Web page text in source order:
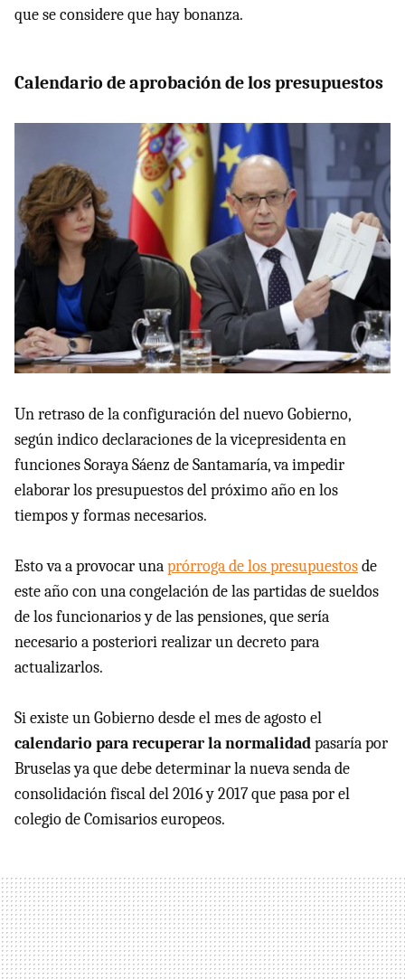
que se considere que hay bonanza.
Calendario de aprobación de los presupuestos
Un retraso de la configuración del nuevo Gobierno,
según indico declaraciones de la vicepresidenta en
funciones Soraya Sáenz de Santamaría, va impedir
elaborar los presupuestos del próximo año en los
tiempos y formas necesarios.
Esto va a provocar unaprórroga de los presupuestosde
este año con una congelación de las partidas de sueldos
de los funcionarios y de las pensiones, que sería
necesario a posteriori realizar un decreto para
actualizarlos.
Si existe un Gobierno desde el mes de agosto el
calendario para recuperar la normalidadpasaría por
Bruselas ya que debe determinar la nueva senda de
consolidación fiscal del 2016 y 2017 que pasa por el
colegio de Comisarios europeos.